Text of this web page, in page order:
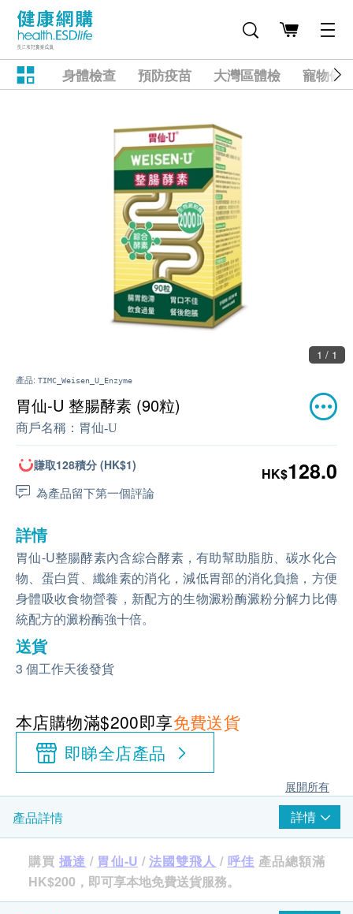
身體檢查 預防疫苗 大灣區體檢 寵物健
1 / 1
產品: TIMC_Weisen_U_Enzyme
胃仙-U 整腸酵素 (90粒)
商戶名稱： 胃仙-U
賺取128積分 (HK$1)
為產品留下第一個評論
HK$128.0
詳情
胃仙-U整腸酵素內含綜合酵素，有助幫助脂肪、碳水化合
物、蛋白質、纖維素的消化，減低胃部的消化負擔，方便
身體吸收食物營養，新配方的生物澱粉酶澱粉分解力比傳
統配方的澱粉酶強十倍。
送貨
3 個工作天後發貨
本店購物滿$200即享免費送貨
即睇全店產品
展開所有
產品詳情 詳情
購買攝達 / 胃仙-U /法國雙飛人 / 呼佳 產品總額滿
HK$200，即可享本地免費送貨服務。